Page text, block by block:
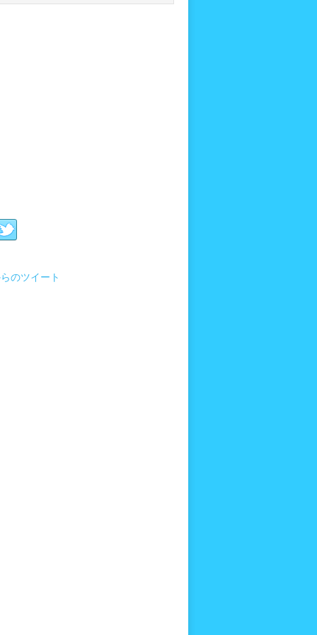
のツイート